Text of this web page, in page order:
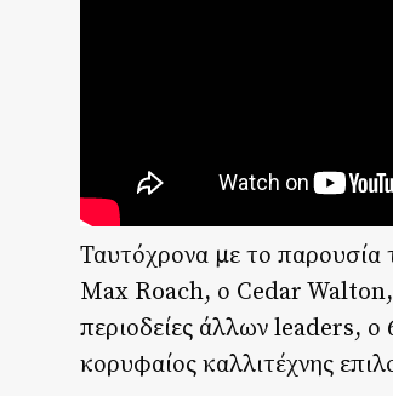
Ταυτόχρονα με το παρουσία
Max Roach, ο Cedar
περιοδείες άλλων leaders, ο
κορυφαίος καλλιτέχνης